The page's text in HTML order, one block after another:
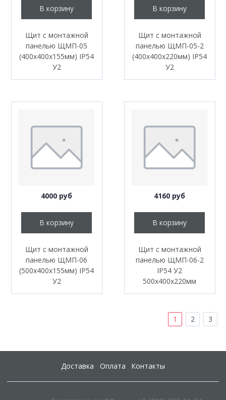
В корзину
Щит с монтажной
панелью ЩМП-05
(400x400x155мм) IP54
У2
В корзину
Щит с монтажной
панелью ЩМП-05-2
(400x400x220мм) IP54
У2
4000 руб
В корзину
Щит с монтажной
панелью ЩМП-06
(500х400х155мм) IP54
У2
4160 руб
В корзину
Щит с монтажной
панелью ЩМП-06-2
IP54 У2
500х400х220мм
1 2 3
Доставка Оплата Контакты